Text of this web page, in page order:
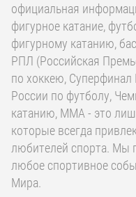
официальная
фигурное катание,
фигурному катанию,
РПЛ (Российская
по хоккею, Суперфинал
России по футболу,
катанию, ММА - это
которые всегда
любителей спорта. Мы
любое спортивное
Мира.